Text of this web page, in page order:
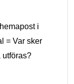
i
= Var sker
utföras?